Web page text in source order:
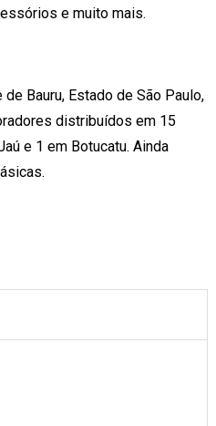
e muito mais.
Bauru, Estado de São Paulo,
distribuídos em 15
e 1 em Botucatu. Ainda